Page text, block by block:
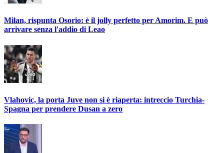
Milan, rispunta Osorio: è il jolly perfetto per Amorim. E può
arrivare senza l'addio di Leao
Vlahovic, la porta Juve non si è riaperta: intreccio Turchia-
Spagna per prendere Dusan a zero